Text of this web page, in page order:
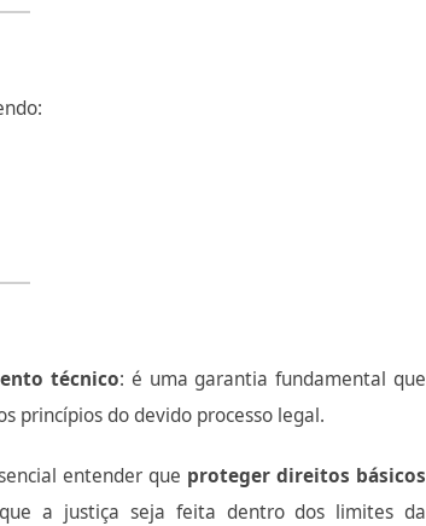
técnico: é uma garantia fundamental que
princípios do devido processo legal.
entender que proteger direitos básicos
a justiça seja feita dentro dos limites da